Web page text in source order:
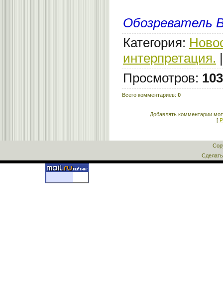
Обозреватель
Категория:
интерпретация.
Просмотров:
Всего комментариев: 0
Добавлять комментарии
[